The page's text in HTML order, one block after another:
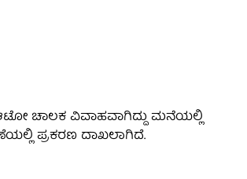
ಆಟೋ ಚಾಲಕ ವಿವಾಹವಾಗಿದ್ದು ಮನೆಯಲ್ಲಿ
ಪ್ರಕರಣ ದಾಖಲಾಗಿದೆ.